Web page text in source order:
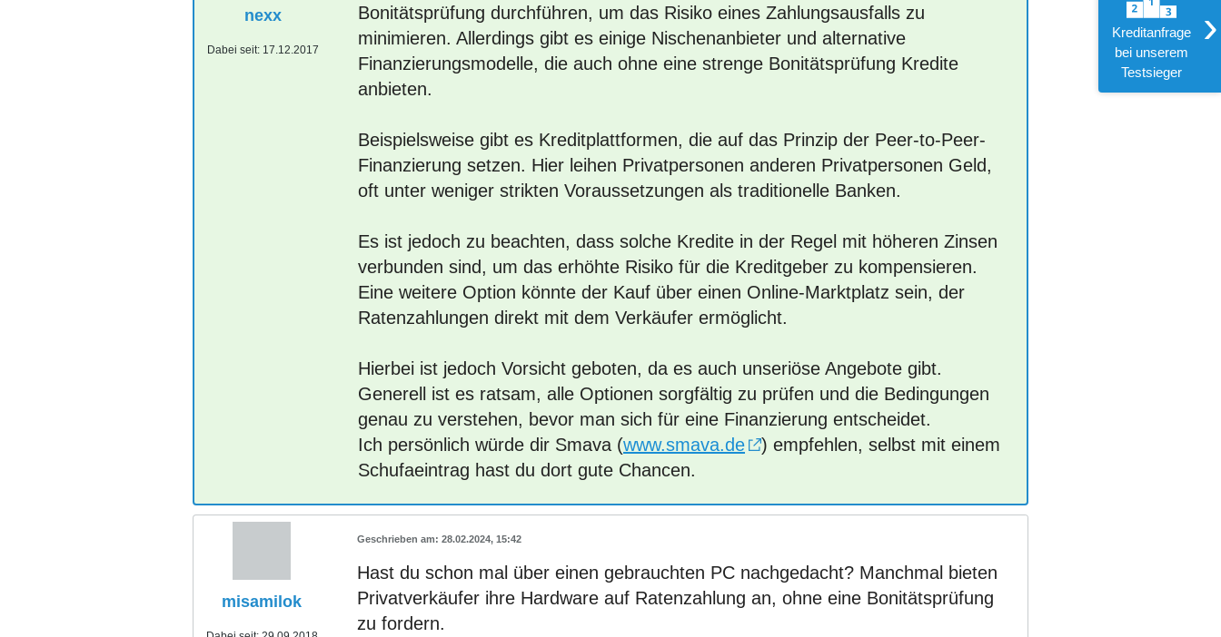
Kreditanfrage
bei unserem
Testsieger
›
nexx
Dabei seit: 17.12.2017
Bonitätsprüfung durchführen, um das Risiko eines Zahlungsausfalls zu
minimieren. Allerdings gibt es einige Nischenanbieter und alternative
Finanzierungsmodelle, die auch ohne eine strenge Bonitätsprüfung Kredite
anbieten.
Beispielsweise gibt es Kreditplattformen, die auf das Prinzip der Peer-to-Peer-
Finanzierung setzen. Hier leihen Privatpersonen anderen Privatpersonen Geld,
oft unter weniger strikten Voraussetzungen als traditionelle Banken.
Es ist jedoch zu beachten, dass solche Kredite in der Regel mit höheren Zinsen
verbunden sind, um das erhöhte Risiko für die Kreditgeber zu kompensieren.
Eine weitere Option könnte der Kauf über einen Online-Marktplatz sein, der
Ratenzahlungen direkt mit dem Verkäufer ermöglicht.
Hierbei ist jedoch Vorsicht geboten, da es auch unseriöse Angebote gibt.
Generell ist es ratsam, alle Optionen sorgfältig zu prüfen und die Bedingungen
genau zu verstehen, bevor man sich für eine Finanzierung entscheidet.
Ich persönlich würde dir Smava (www.smava.de
) empfehlen, selbst mit einem
Schufaeintrag hast du dort gute Chancen.
misamilok
28.02.2024, 15:42
Hast du schon mal über einen gebrauchten PC nachgedacht? Manchmal bieten
Privatverkäufer ihre Hardware auf Ratenzahlung an, ohne eine Bonitätsprüfung
zu fordern.